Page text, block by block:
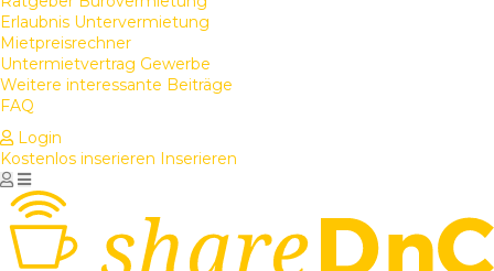
Erlaubnis Untervermietung
Mietpreisrechner
Untermietvertrag Gewerbe
Weitere interessante Beiträge
FAQ
Login
Kostenlos inserieren Inserieren